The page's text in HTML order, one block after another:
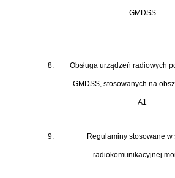
GMDSS
8. Obsługa urządzeń radiowych
GMDSS, stosowanych na
A1
9. Regulaminy stosowane w
radiokomunikacyjnej